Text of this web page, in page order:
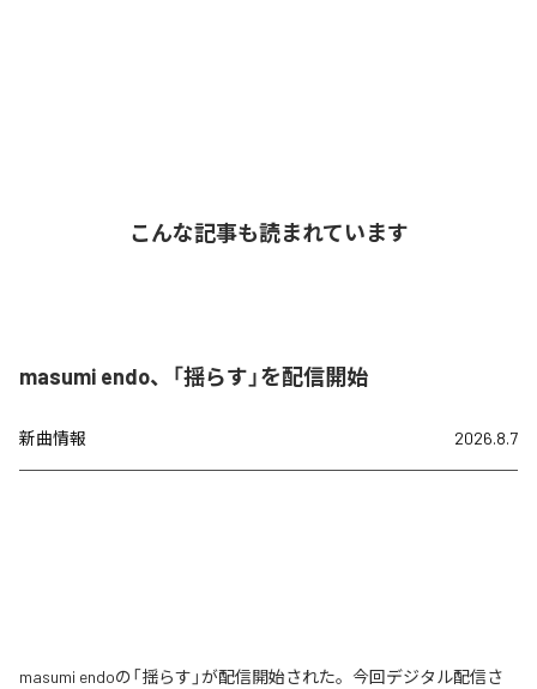
こんな記事も読まれています
masumi endo、「揺らす」を配信開始
新曲情報 2026.8.7
masumi endoの「揺らす」が配信開始された。今回デジタル配信さ